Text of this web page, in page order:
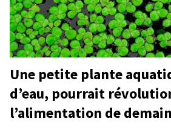
Une petite plante
d’eau, pourrait
l’alimentation de demain